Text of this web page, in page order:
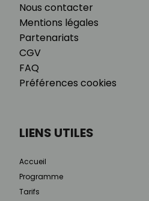
Nous contacter
Mentions légales
Partenariats
CGV
FAQ
Préférences cookies
LIENS UTILES
Accueil
Programme
Tarifs